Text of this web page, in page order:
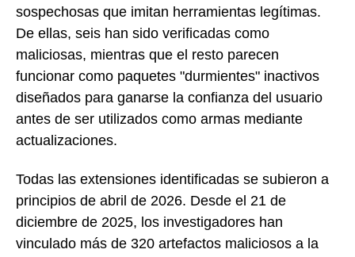
sospechosas que imitan herramientas legítimas.
De ellas, seis han sido verificadas como
maliciosas, mientras que el resto parecen
funcionar como paquetes "durmientes" inactivos
diseñados para ganarse la confianza del usuario
antes de ser utilizados como armas mediante
actualizaciones.
Todas las extensiones identificadas se subieron a
principios de abril de 2026. Desde el 21 de
diciembre de 2025, los investigadores han
vinculado más de 320 artefactos maliciosos a la